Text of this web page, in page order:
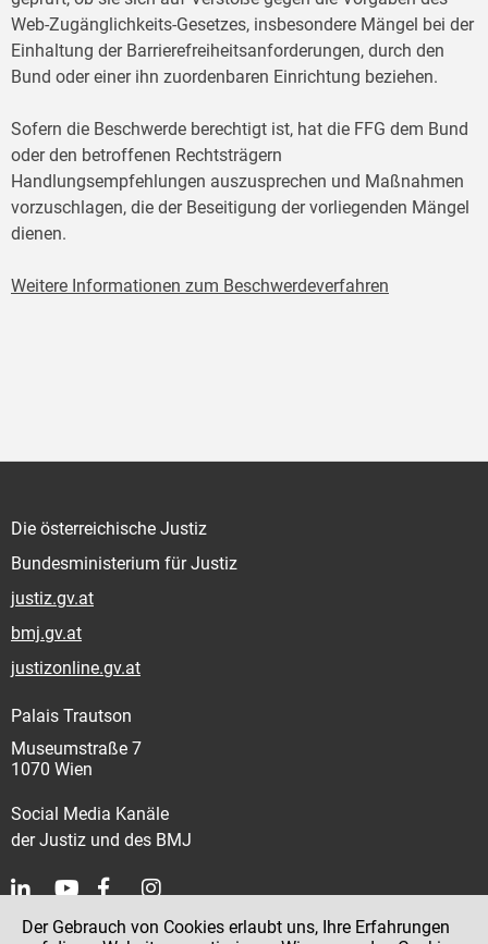
Web-Zugänglichkeits-Gesetzes, insbesondere Mängel bei der
Einhaltung der Barrierefreiheitsanforderungen, durch den
Bund oder einer ihn zuordenbaren Einrichtung beziehen.
Sofern die Beschwerde berechtigt ist, hat die FFG dem Bund
oder den betroffenen Rechtsträgern
Handlungsempfehlungen auszusprechen und Maßnahmen
vorzuschlagen, die der Beseitigung der vorliegenden Mängel
dienen.
Weitere Informationen zum Beschwerdeverfahren
Die österreichische Justiz
Bundesministerium für Justiz
justiz.gv.at
bmj.gv.at
justizonline.gv.at
Palais Trautson
Museumstraße 7
1070 Wien
Social Media Kanäle
der Justiz und des BMJ
Kontakt
Der Gebrauch von Cookies erlaubt uns, Ihre Erfahrungen